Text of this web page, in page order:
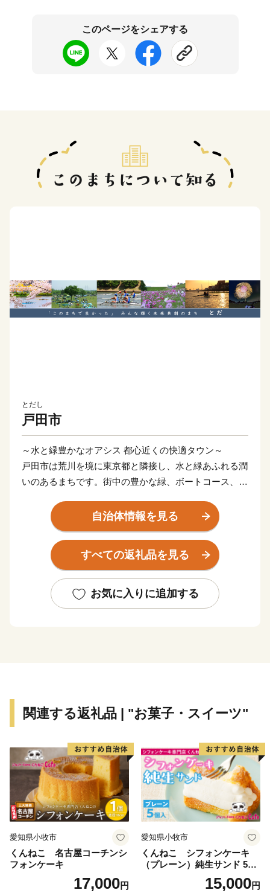
このページをシェアする
とだし
戸田市
～水と緑豊かなオアシス 都心近くの快適タウン～
戸田市は荒川を境に東京都と隣接し、水と緑あふれる潤
いのあるまちです。街中の豊かな緑、ボートコース、親
アシスのような空間がここにあります。迫力ある尺玉や
スターマインが豪華に共演する「戸田橋花火大会」、豊
かな自然を満喫できる「戸田マラソンin 彩湖」など四季
のイベントも盛りだくさん。ふるさと納税で戸田市の魅
自治体情報を見る
すべての返礼品を見る
お気に入りに追加する
関連する返礼品 | "お菓子・スイーツ"
愛知県小牧市
くんねこ 名古屋コーチンシ
フォンケーキ
17,000円
愛知県小牧市
くんねこ シフォンケーキ
（プレーン）純生サンド 5個
15,000円